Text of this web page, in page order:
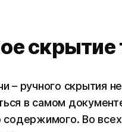
скрытие
– ручного скрытия
в самом
содержимого. Во